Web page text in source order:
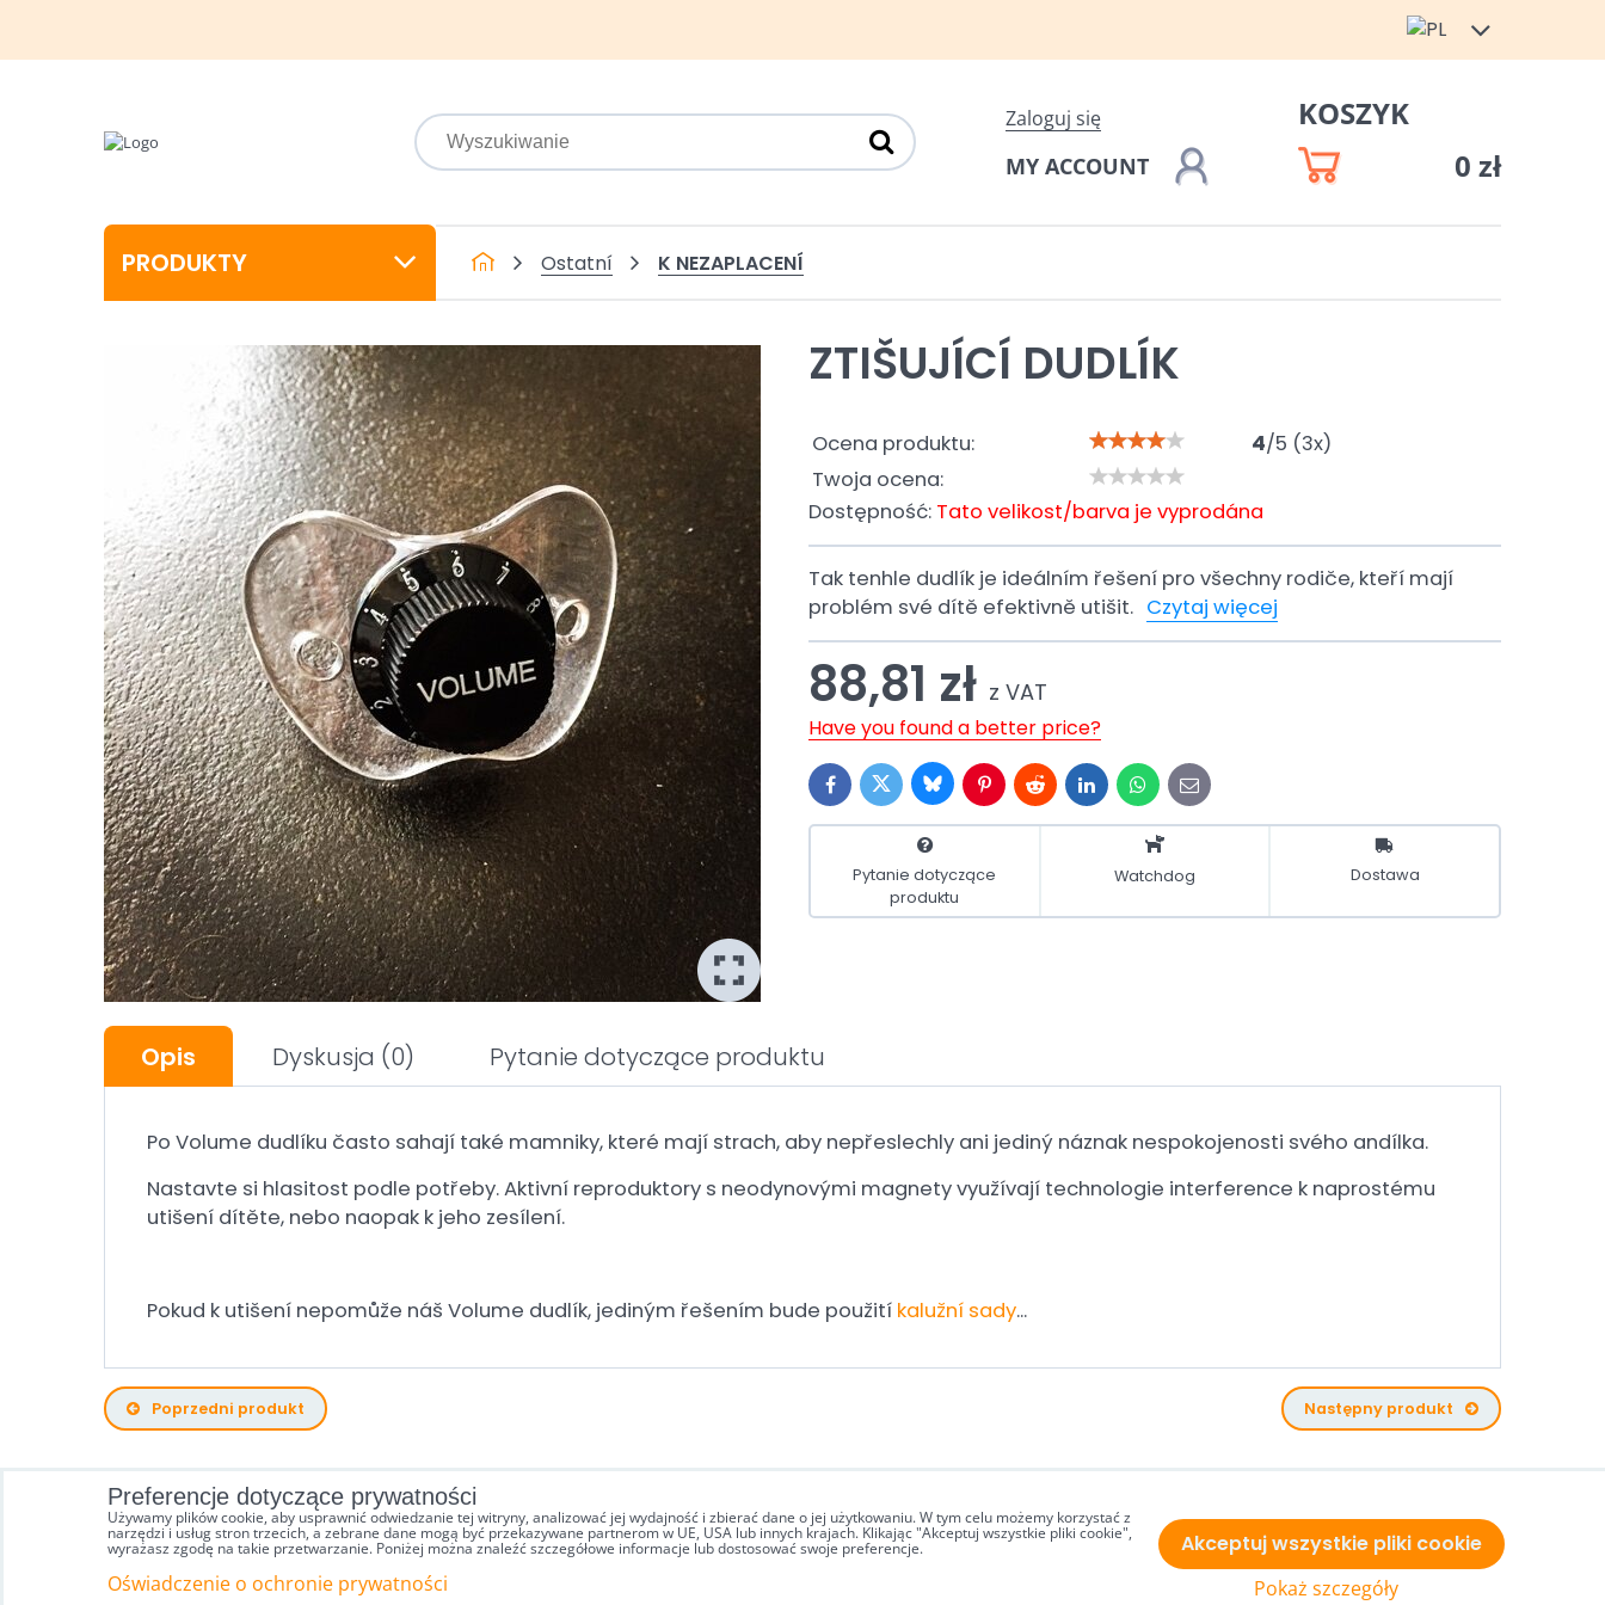
Zaloguj się
MY ACCOUNT
KOSZYK
0 zł
PRODUKTY Ostatní K NEZAPLACENÍ
ZTIŠUJÍCÍ DUDLÍK
Ocena produktu: 4/5 (3x)
Twoja ocena:
Dostępność: Tato velikost/barva je vyprodána
Tak tenhle dudlík je ideálním řešení pro všechny rodiče, kteří mají
problém své dítě efektivně utišit. Czytaj więcej
88,81 zł z VAT
Have you found a better price?
FacebookTwitterBlueskyPinterestRedditLinkedInWhatsApp
E-
mail
Pytanie dotyczące
produktu
Watchdog Dostawa
Opis Dyskusja (0) Pytanie dotyczące produktu
Po Volume dudlíku často sahají také mamniky, které mají strach, aby nepřeslechly ani jediný náznak nespokojenosti svého andílka.
Nastavte si hlasitost podle potřeby. Aktivní reproduktory s neodynovými magnety využívají technologie interference k naprostému
utišení dítěte, nebo naopak k jeho zesílení.
Pokud k utišení nepomůže náš Volume dudlík, jediným řešením bude použití kalužní sady...
Poprzedni produkt Następny produkt
Preferencje dotyczące prywatności
Używamy plików cookie, aby usprawnić odwiedzanie tej witryny, analizować jej wydajność i zbierać dane o jej użytkowaniu. W tym celu możemy korzystać z
narzędzi i usług stron trzecich, a zebrane dane mogą być przekazywane partnerom w UE, USA lub innych krajach. Klikając "Akceptuj wszystkie pliki cookie",
wyrażasz zgodę na takie przetwarzanie. Poniżej można znaleźć szczegółowe informacje lub dostosować swoje preferencje.
Oświadczenie o ochronie prywatności Pokaż szczegóły
Akceptuj wszystkie pliki cookie